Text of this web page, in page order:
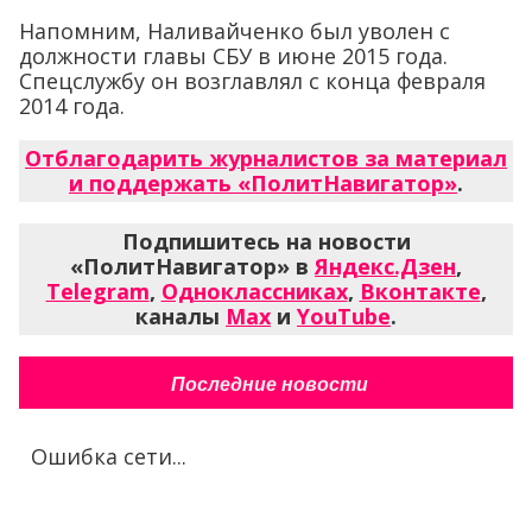
Напомним, Наливайченко был уволен с
должности главы СБУ в июне 2015 года.
Спецслужбу он возглавлял с конца февраля
2014 года.
Отблагодарить журналистов за материал
и поддержать «ПолитНавигатор».
Подпишитесь на новости
«ПолитНавигатор» в Яндекс.Дзен,
Telegram, Одноклассниках, Вконтакте,
каналы Max и YouTube.
Последние новости
Ошибка сети...